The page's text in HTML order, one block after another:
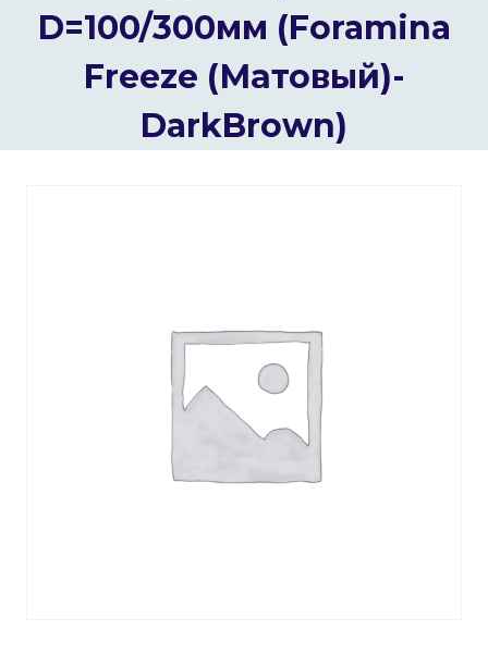
D=100/300мм (Foramina
Freeze (Матовый)-
DarkBrown)